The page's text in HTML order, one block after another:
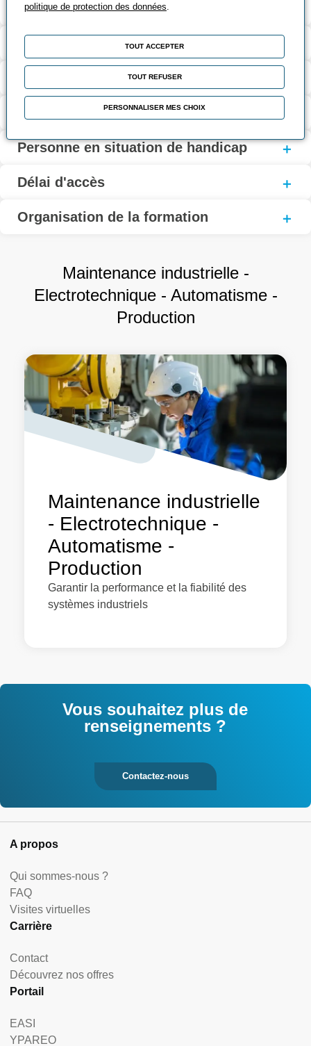
Modalités d’évaluation
Coût et financement
Modalités d'inscription
Personne en situation de handicap
Délai d'accès
Organisation de la formation
Maintenance industrielle -
Electrotechnique - Automatisme -
Production
Maintenance industrielle
- Electrotechnique -
Automatisme -
Production
Garantir la performance et la fiabilité des
systèmes industriels
Vous souhaitez plus de
renseignements ?
Contactez-nous
A propos
Qui sommes-nous ?
FAQ
Visites virtuelles
Carrière
Contact
Découvrez nos offres
Portail
EASI
YPAREO
politique de protection des données
TOUT ACCEPTER
TOUT REFUSER
PERSONNALISER MES CHOIX